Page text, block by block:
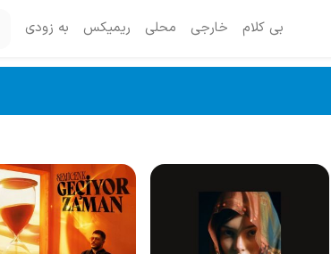
بی کلام خارجی محلی ریمیکس به زودی